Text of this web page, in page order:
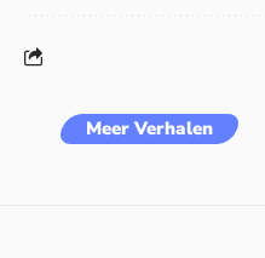
Meer Verhalen